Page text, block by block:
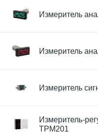
Измеритель
Измеритель
Измеритель
Измеритель-
ТРМ201